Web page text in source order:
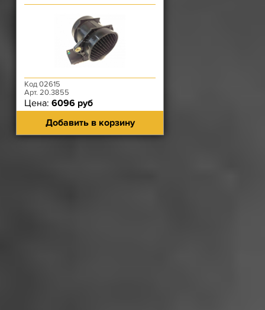
Код 02615
Арт. 20.3855
Цена: 6096 руб
Добавить в корзину